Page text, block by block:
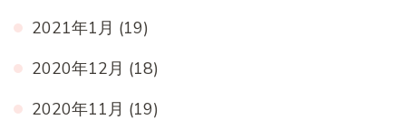
2021年1月 (19)
2020年12月 (18)
2020年11月 (19)